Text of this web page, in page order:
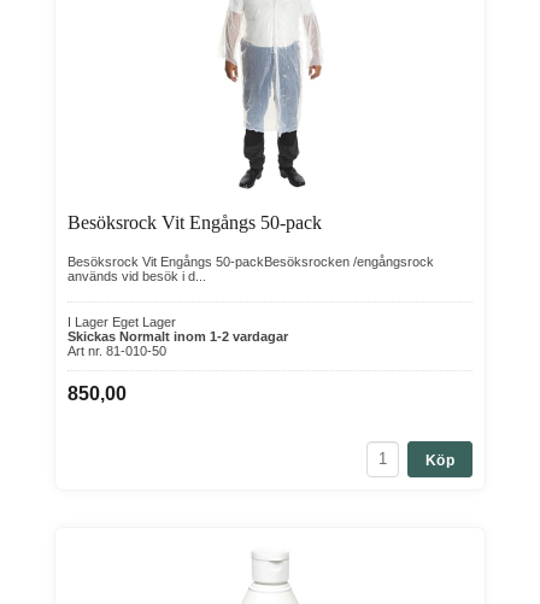
Besöksrock Vit Engångs 50-pack
Besöksrock Vit Engångs 50-packBesöksrocken /engångsrock
används vid besök i d...
I Lager Eget Lager
Skickas Normalt inom 1-2 vardagar
Art nr. 81-010-50
850,00
Köp